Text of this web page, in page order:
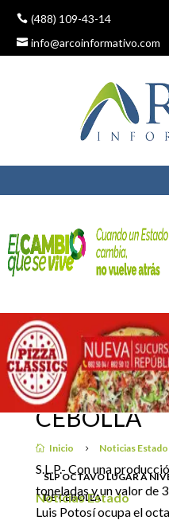
(488) 109-43-14
info@arcoinformativo.com
 Inicio 5 Noticias Estado
SLP OCTAVO LUGAR A
DE CEBOLLA
SLP
NIVEL
CEBOLLA
Noticias Estado
26 abril, 2019
S.L.P.- Con una
toneladas y un valor de
Luis Potosí ocupa el